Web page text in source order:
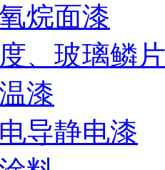
烷面漆
、玻璃鳞
漆
导静电漆